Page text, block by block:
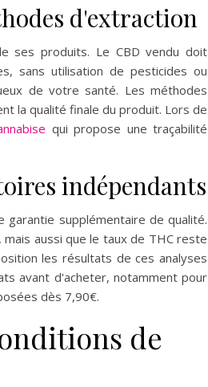
d'extraction
ses produits. Le CBD vendu doit
sans utilisation de pesticides ou
de votre santé. Les méthodes
la qualité finale du produit. Lors de
qui propose une traçabilité
indépendants
garantie supplémentaire de qualité.
aussi que le taux de THC reste
les résultats de ces analyses
avant d'acheter, notamment pour
dès 7,90€.
de